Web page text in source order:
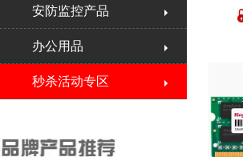
安防监控产品
办公用品
秒杀活动专区